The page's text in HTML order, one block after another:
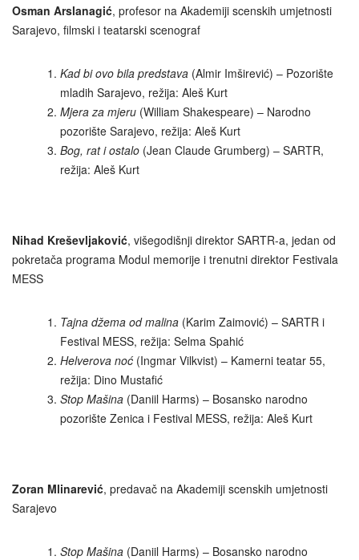
Osman Arslanagić, profesor na Akademiji scenskih umjetnosti
Sarajevo, filmski i teatarski scenograf
Kad bi ovo bila predstava (Almir Imširević) – Pozorište
mladih Sarajevo, režija: Aleš Kurt
Mjera za mjeru (William Shakespeare) – Narodno
pozorište Sarajevo, režija: Aleš Kurt
Bog, rat i ostalo (Jean Claude Grumberg) – SARTR,
režija: Aleš Kurt
Nihad Kreševljaković, višegodišnji direktor SARTR-a, jedan od
pokretača programa Modul memorije i trenutni direktor Festivala
MESS
Tajna džema od malina (Karim Zaimović) – SARTR i
Festival MESS, režija: Selma Spahić
Helverova noć (Ingmar Vilkvist) – Kamerni teatar 55,
režija: Dino Mustafić
Stop Mašina (Daniil Harms) – Bosansko narodno
pozorište Zenica i Festival MESS, režija: Aleš Kurt
Zoran Mlinarević, predavač na Akademiji scenskih umjetnosti
Sarajevo
Stop Mašina (Daniil Harms) – Bosansko narodno